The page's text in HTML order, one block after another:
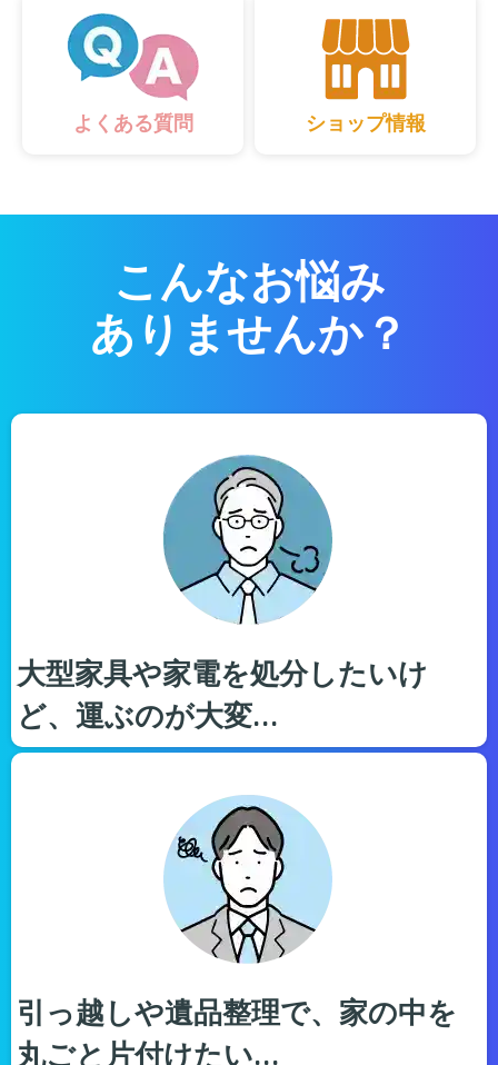
よくある質問 ショップ情報
こんなお悩み
ありませんか？
大型家具や家電を処分したいけ
ど、運ぶのが大変…
引っ越しや遺品整理で、家の中を
丸ごと片付けたい…